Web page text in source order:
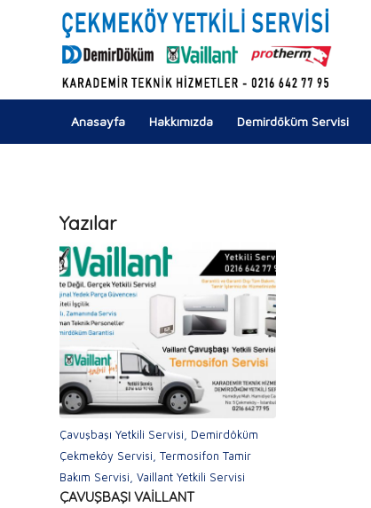
Anasayfa Hakkımızda Demirdöküm Servisi
Yazılar
Çavuşbaşı Yetkili Servisi
Demirdöküm
Çekmeköy Servisi Termosifon Tamir
Bakım Servisi Vaillant Yetkili Servisi
ÇAVUŞBAŞI VAİLLANT